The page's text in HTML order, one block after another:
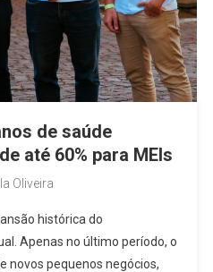
de saúde
até 60% para MEIs
Oliveira
histórica do
Apenas no último período, o
novos pequenos negócios,